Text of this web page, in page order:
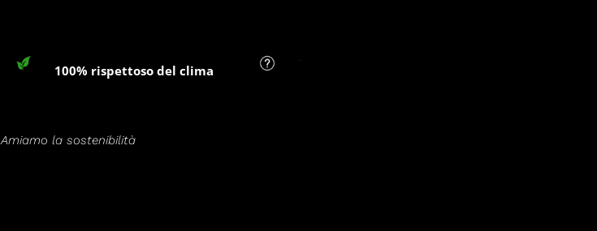
100% rispettoso del clima
Amiamo la sostenibilità